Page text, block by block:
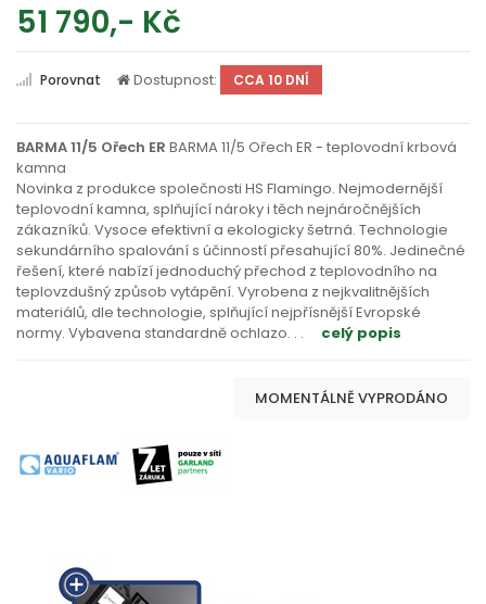
51 790,- Kč
Porovnat Dostupnost: CCA 10 DNÍ
BARMA 11/5 Ořech ER BARMA 11/5 Ořech ER - teplovodní krbová
kamna
Novinka z produkce společnosti HS Flamingo. Nejmodernější
teplovodní kamna, splňující nároky i těch nejnáročnějších
zákazníků. Vysoce efektivní a ekologicky šetrná. Technologie
sekundárního spalování s účinností přesahující 80%. Jedinečné
řešení, které nabízí jednoduchý přechod z teplovodního na
teplovzdušný způsob vytápění. Vyrobena z nejkvalitnějších
materiálů, dle technologie, splňující nejpřísnější Evropské
normy. Vybavena standardně ochlazo. . . celý popis
MOMENTÁLNĚ VYPRODÁNO